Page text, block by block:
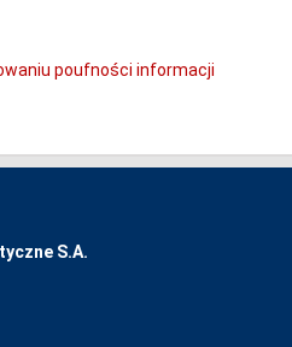
poufności informacji
S.A.